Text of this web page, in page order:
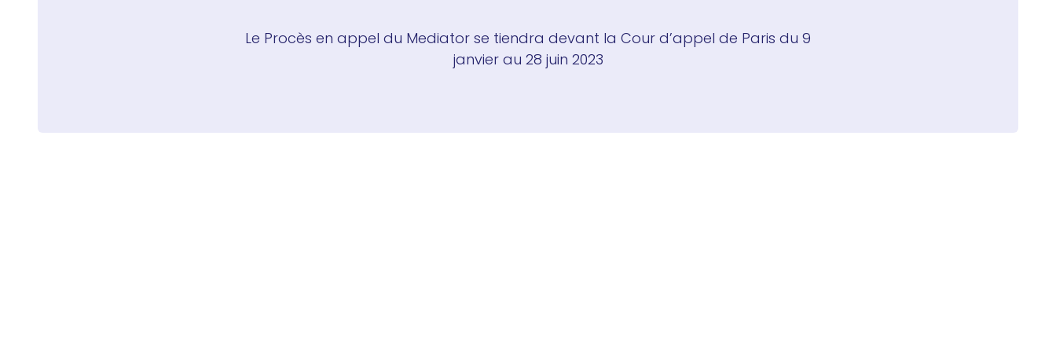
Le Procès en appel du Mediator se tiendra devant la Cour d’appel de Paris du 9
janvier au 28 juin 2023